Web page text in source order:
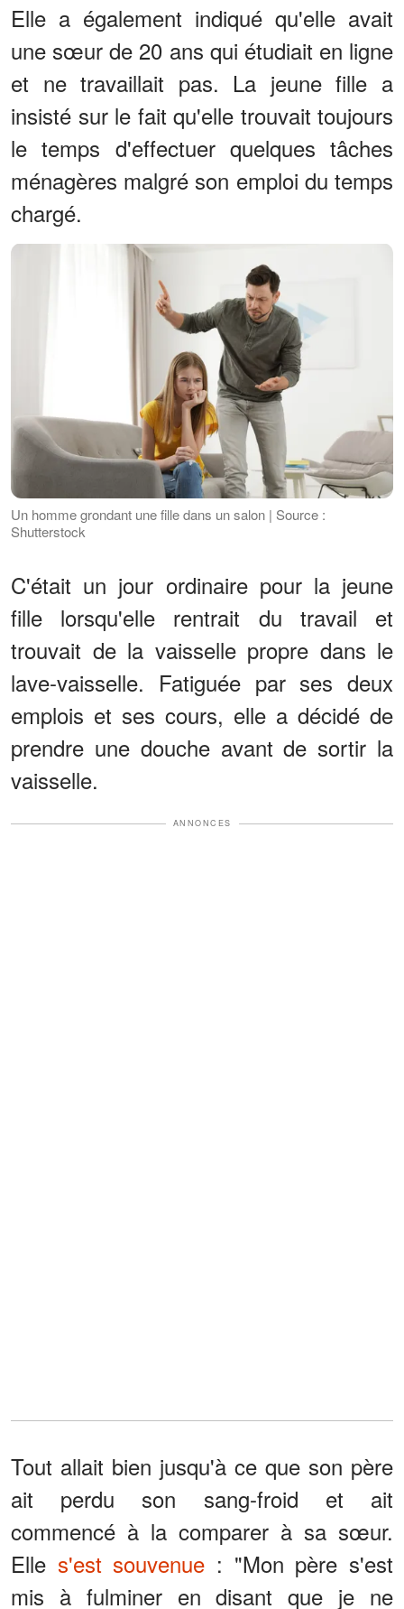
Elle a également indiqué qu'elle avait
une sœur de 20 ans qui étudiait en ligne
et ne travaillait pas. La jeune fille a
insisté sur le fait qu'elle trouvait toujours
le temps d'effectuer quelques tâches
ménagères malgré son emploi du temps
chargé.
Un homme grondant une fille dans un salon | Source :
Shutterstock
C'était un jour ordinaire pour la jeune
fille lorsqu'elle rentrait du travail et
trouvait de la vaisselle propre dans le
lave-vaisselle. Fatiguée par ses deux
emplois et ses cours, elle a décidé de
prendre une douche avant de sortir la
vaisselle.
ANNONCES
Tout allait bien jusqu'à ce que son père
ait perdu son sang-froid et ait
commencé à la comparer à sa sœur.
Elle s'est souvenue : "Mon père s'est
mis à fulminer en disant que je ne